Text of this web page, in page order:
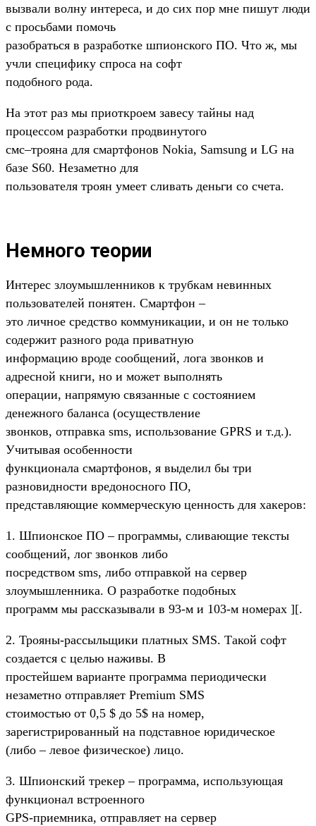
вызвали волну интереса, и до сих пор мне пишут люди
с просьбами помочь
разобраться в разработке шпионского ПО. Что ж, мы
учли специфику спроса на софт
подобного рода.
На этот раз мы приоткроем завесу тайны над
процессом разработки продвинутого
смс–трояна для смартфонов Nokia, Samsung и LG на
базе S60. Незаметно для
пользователя троян умеет сливать деньги со счета.
Немного теории
Интерес злоумышленников к трубкам невинных
пользователей понятен. Смартфон –
это личное средство коммуникации, и он не только
содержит разного рода приватную
информацию вроде сообщений, лога звонков и
адресной книги, но и может выполнять
операции, напрямую связанные с состоянием
денежного баланса (осуществление
звонков, отправка sms, использование GPRS и т.д.).
Учитывая особенности
функционала смартфонов, я выделил бы три
разновидности вредоносного ПО,
представляющие коммерческую ценность для хакеров:
1. Шпионское ПО – программы, сливающие тексты
сообщений, лог звонков либо
посредством sms, либо отправкой на сервер
злоумышленника. О разработке подобных
программ мы рассказывали в 93-м и 103-м номерах ][.
2. Трояны-рассыльщики платных SMS. Такой софт
создается с целью наживы. В
простейшем варианте программа периодически
незаметно отправляет Premium SMS
стоимостью от 0,5 $ до 5$ на номер,
зарегистрированный на подставное юридическое
(либо – левое физическое) лицо.
3. Шпионский трекер – программа, использующая
функционал встроенного
GPS-приемника, отправляет на сервер